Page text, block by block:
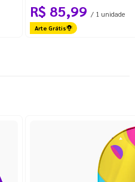
R$ 85,99 / 1 unidade
Arte Grátis